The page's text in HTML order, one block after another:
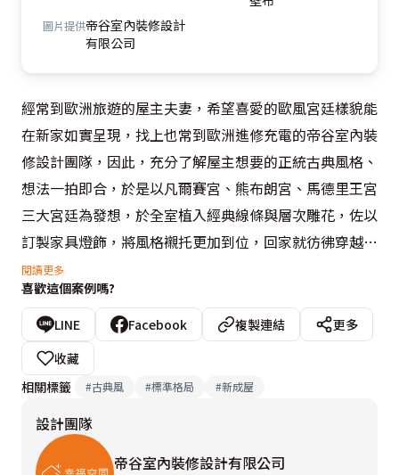
圖片提供帝谷室內裝修設計
有限公司
經常到歐洲旅遊的屋主夫妻，希望喜愛的歐風宮廷樣貌能
在新家如實呈現，找上也常到歐洲進修充電的帝谷室內裝
修設計團隊，因此，充分了解屋主想要的正統古典風格、
想法一拍即合，於是以凡爾賽宮、熊布朗宮、馬德里王宮
三大宮廷為發想，於全室植入經典線條與層次雕花，佐以
訂製家具燈飾，將風格襯托更加到位，回家就彷彿穿越到
中世紀時期場景。
本案採乳白色為基調，從牆面延伸至天花，視覺更顯寬
廣，並考究宮廷使用的雕花線板、腳柱，呈現色調一致但
豐富而有層次的雅緻立面，設計團隊更善用歐式經典元
形線板，廚房與主臥室的對開門扇，在在增添視覺華美效
果與氣派氛圍營造。
閱讀更多
喜歡這個案例嗎?
LINE Facebook 複製連結
更多
收藏
相關標籤
#古典風 #標準格局 #新成屋
設計團隊
帝谷室內裝修設計有限公司